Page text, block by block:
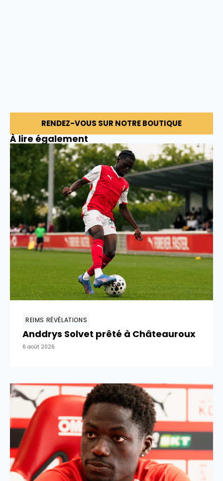
RENDEZ-VOUS SUR NOTRE BOUTIQUE
À lire également
REIMS RÉVÉLATIONS
Anddrys Solvet prêté à Châteauroux
6 août 2026